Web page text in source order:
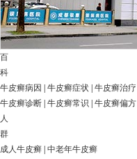
百
科
牛皮癣病因
牛皮癣症状 牛皮癣治疗
牛皮癣诊断 牛皮癣常识
牛皮癣偏方
人
群
成人牛皮癣 中老年牛皮癣